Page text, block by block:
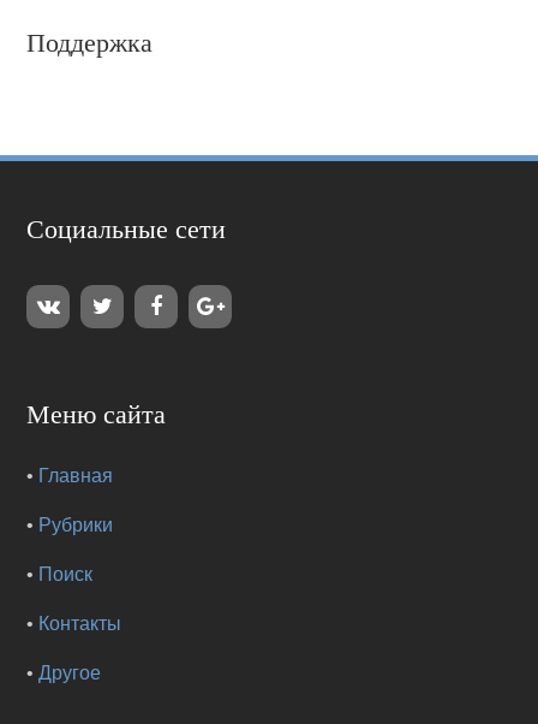
Поддержка
Социальные сети
Меню сайта
• Главная
• Рубрики
• Поиск
• Контакты
•Другое